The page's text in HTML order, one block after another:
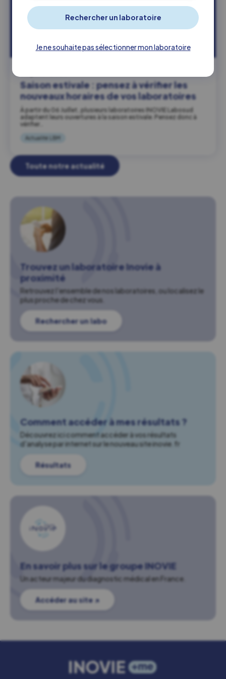
Je ne souhaite pas sélectionner mon laboratoire
Saison estivale : pensez à vérifier les
nouveaux horaires de vos laboratoires
À partir du 06 Juillet, plusieurs laboratoires INOVIE Labosud
adaptent leurs ouvertures à la saison estivale. Pensez donc à
vérifier…
Actualité LBM
Toute notre actualité
Trouvez un laboratoire Inovie à
proximité
Retrouvez l'ensemble de nos laboratoires, ou localisez le
plus proche de chez vous.
Rechercher un labo
Comment accéder à mes résultats ?
Découvrez ici comment accéder à vos résultats
d'analyse par internet sur le nouveau site inovie.fr
Résultats
En savoir plus sur le groupe INOVIE
Un acteur majeur du diagnostic médical en France.
Accéder au site ↗